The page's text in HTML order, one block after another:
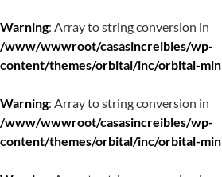
Warning: Array to string conversion in
/www/wwwroot/casasincreibles/wp-
content/themes/orbital/inc/orbital-
Warning: Array to string conversion in
/www/wwwroot/casasincreibles/wp-
content/themes/orbital/inc/orbital-